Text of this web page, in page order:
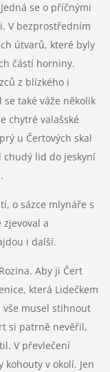
se o příčnými
V bezprostředním
útvarů, které byly
částí horniny.
z blízkého i
také váže několik
chytré valašské
u Čertových skal
chudý lid do jeskyní
o sázce mlynáře s
a
i další.
Aby ji Čert
která Lidečkem
vše musel stihnout
si patrně nevěřil,
V převlečení
v okolí. Jen